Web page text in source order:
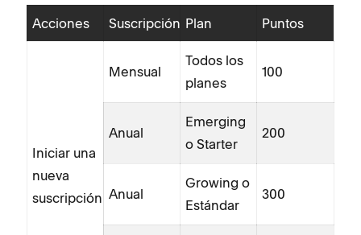
Acciones Suscripción Plan Puntos
Iniciar una
nueva
suscripción
Mensual
Todos los
planes
100
Anual
Emerging
o Starter
200
Anual
Growing o
Estándar
300